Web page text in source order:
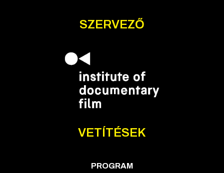
SZERVEZŐ
VETÍTÉSEK
PROGRAM